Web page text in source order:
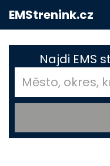
EMStrenink.cz
Najdi EMS